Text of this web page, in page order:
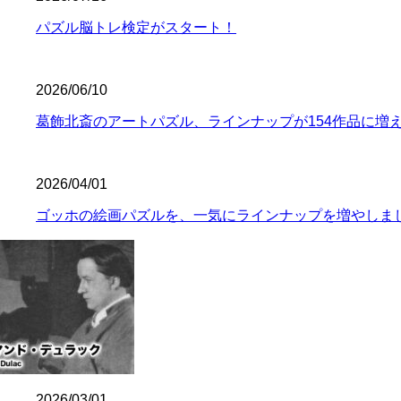
パズル脳トレ検定がスタート！
2026/06/10
葛飾北斎のアートパズル、ラインナップが154作品に増
2026/04/01
ゴッホの絵画パズルを、一気にラインナップを増やしま